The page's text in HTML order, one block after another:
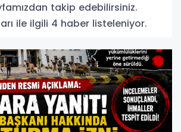
takip edebilirsiniz.
ile ilgili 4 haber listeleniyor.